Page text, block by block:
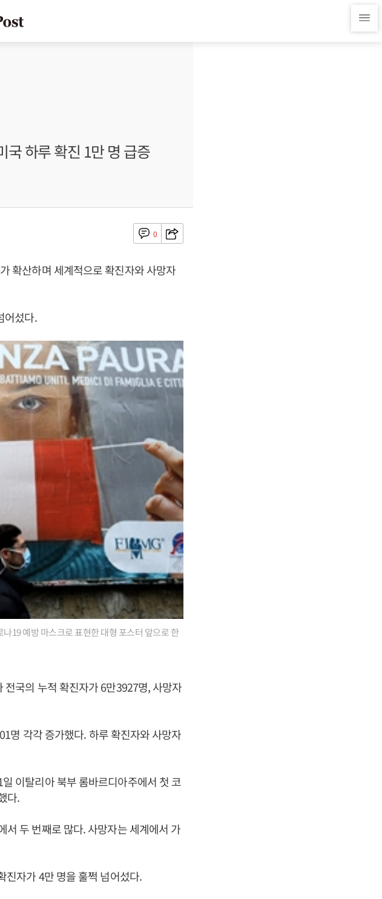
국 하루 확진 1만 명 급증
0
확산하며 세계적으로 확진자와 사망자
어섰다.
19 예방 마스크로 표현한 대형 포스터 앞으로 한
국의 누적 확진자가 6만3927명, 사망자
명 각각 증가했다. 하루 확진자와 사망자
이탈리아 북부 롬바르디아주에서 첫 코
다.
서 두 번째로 많다. 사망자는 세계에서 가
진자가 4만 명을 훌쩍 넘어섰다.